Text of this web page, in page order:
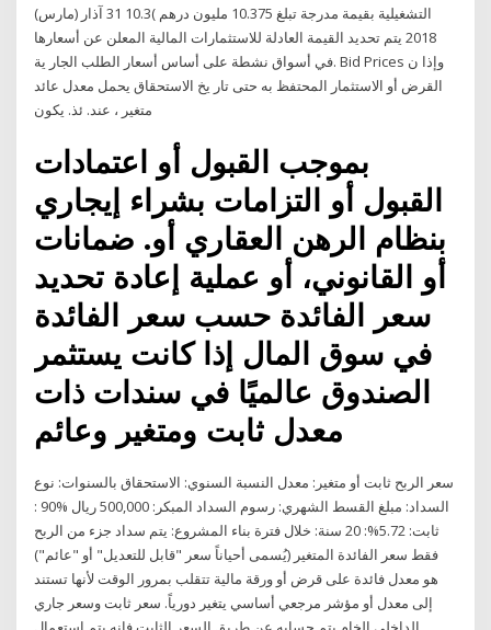
التشغيلية بقيمة مدرجة تبلغ 10.375 مليون درهم )10.3 31 آذار (مارس)
2018 ﻳﺘﻢ ﺗﺤﺪﻳﺪ اﻟﻘﻴﻤﺔ اﻟﻌﺎدﻟﺔ ﻟﻼﺳﺘﺜﻤﺎرات اﻟﻤﺎﻟﻴﺔ اﻟﻤﻌﻠﻦ ﻋﻦ أﺳﻌﺎرﻫﺎ
ﻓﻲ أﺳﻮاق ﻧﺸﻄﺔ ﻋﻠﻰ أﺳﺎس أﺳﻌﺎر اﻟﻄﻠﺐ اﻟﺠﺎر ﻳﺔ. Bid Prices وإذا ن
اﻟﻘﺮض أو اﻻﺳﺘﺜﻤﺎر اﻟﻤﺤﺘﻔﻆ ﺑﻪ ﺣﺘﻰ ﺗﺎر ﻳﺦ اﻻﺳﺘﺤﻘﺎق ﻳﺤﻤﻞ ﻣﻌﺪل ﻋﺎﺋﺪ
ﻣﺘﻐﻴﺮ ، ﻋﻨﺪ. ﺋﺬ. ﻳﻜﻮن
بموجب القبول أو اعتمادات
القبول أو التزامات بشراء إيجاري
بنظام الرهن العقاري أو. ضمانات
أو القانوني، أو عملية إعادة تحديد
سعر الفائدة حسب سعر الفائدة
في سوق المال إذا كانت يستثمر
الصندوق عالميًا في سندات ذات
معدل ثابت ومتغير وعائم
سعر الربح ثابت أو متغير: معدل النسبة السنوي: الاستحقاق بالسنوات: نوع
السداد: مبلغ القسط الشهري: رسوم السداد المبكر: 500,000 ريال %90 :
ثابت: 5.72%: 20 سنة: خلال فترة بناء المشروع: يتم سداد جزء من الربح
فقط سعر الفائدة المتغير (يُسمى أحياناً سعر "قابل للتعديل" أو "عائم")
هو معدل فائدة على قرض أو ورقة مالية تتقلب بمرور الوقت لأنها تستند
إلى معدل أو مؤشر مرجعي أساسي يتغير دورياً. سعر ثابت وسعر جاري